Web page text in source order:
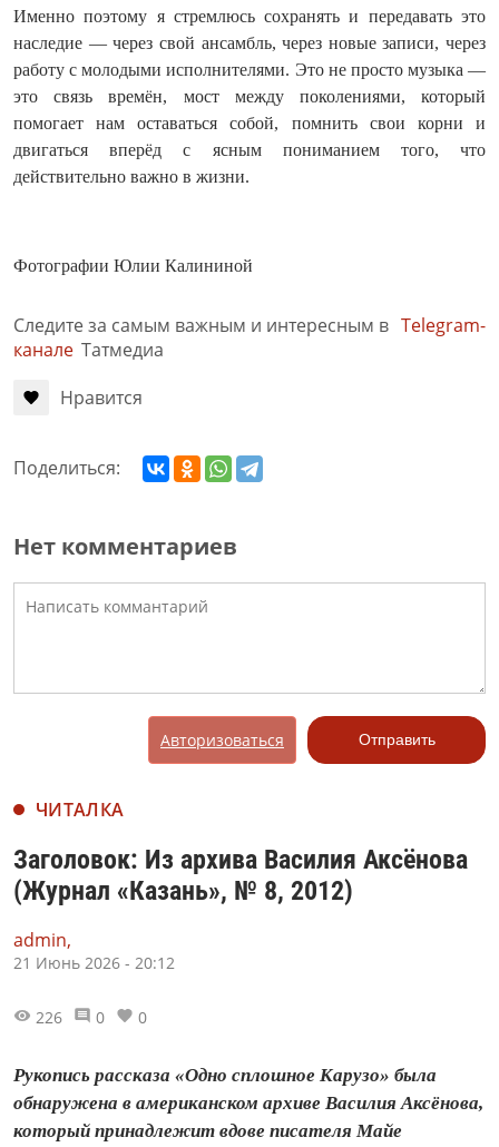
Именно поэтому я стремлюсь сохранять и передавать это
наследие — через свой ансамбль, через новые записи, через
работу с молодыми исполнителями. Это не просто музыка —
это связь времён, мост между поколениями, который
помогает нам оставаться собой, помнить свои корни и
двигаться вперёд с ясным пониманием того, что
действительно важно в жизни.
Фотографии Юлии Калининой
Следите за самым важным и интересным в Telegram-
канале Татмедиа
Нравится
Поделиться:
Нет комментариев
Авторизоваться Отправить
ЧИТАЛКА
Заголовок: Из архива Василия Аксёнова
(Журнал «Казань», № 8, 2012)
admin,
21 Июнь 2026 - 20:12
226 0 0
Рукопись рассказа «Одно сплошное Карузо» была
обнаружена в американском архиве Василия Аксёнова,
который принадлежит вдове писателя Майе